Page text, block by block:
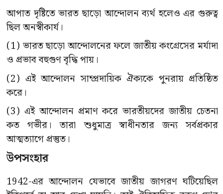
আপাত দৃষ্টিতে ভারত ছাড়ো আন্দোলন ব্যর্থ হলেও এর গুরুত্ব
ছিল অনস্বীকার্য।
(1) ভারত ছাড়ো আন্দোলনের ফলে জাতীয় কংগ্রেসের মর্যাদা
ও প্রভাব বহুগুণ বৃদ্ধি পায়।
(2) এই আন্দোলন সাম্প্রদায়িক ঐক্যকে পুনরায় প্রতিষ্ঠিত
করে।
(3) এই আন্দোলন প্রমাণ করে ভারতীয়দের জাতীয় চেতনা
কত গভীর। তারা শুধুমাত্র স্বাধীনতার জন্য সর্বপ্রকার
আত্মত্যাগে প্রস্তুত।
উপসংহার
1942-এর আন্দোলন যেভাবে জাতীয় জাগরণ ঘটিয়েছিল